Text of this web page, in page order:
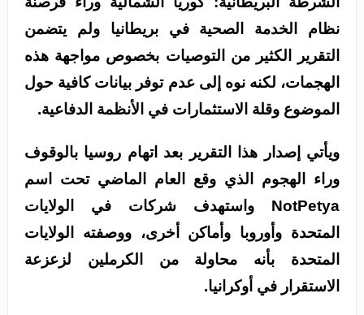
نظام الخدمة الصحية في بريطانيا ولم يتضمن
التقرير الكثير من التوصيات بخصوص مواجهة هذه
الهجمات، لكنه نوه إلى عدم توفر بيانات كافية حول
الموضوع وقلة الاستثمارات في الأنظمة الدفاعية.
ويأتي إصدار هذا التقرير بعد اتهام روسيا بالوقوف
وراء الهجوم الذي وقع العام الماضي تحت اسم
NotPetya واستهدف شركات في الولايات
المتحدة وأوروبا وأماكن أخرى، ووصفته الولايات
المتحدة بأنه محاولة من الكرملين لزعزعة
الاستقرار في أوكرانيا.